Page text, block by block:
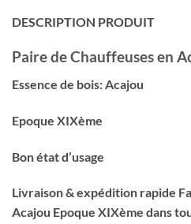
DESCRIPTION PRODUIT
Paire de Chauffeuses en
Essence de bois: Acajou
Epoque XIXème
Bon état d’usage
Livraison & expédition rapide
Acajou Epoque XIXème dans